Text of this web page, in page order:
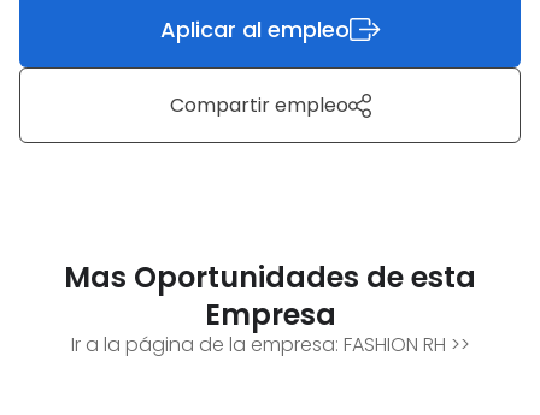
Aplicar al empleo
Compartir empleo
Mas Oportunidades de esta
Empresa
Ir a la página de la empresa: FASHION RH >>